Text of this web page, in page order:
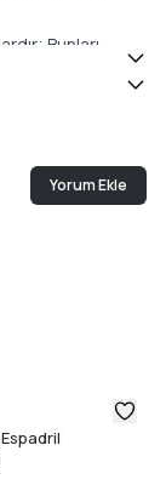
Bunları
giyebilirsiniz.
yapmak. TOMS
giymek pek
Sürdürülebilirlik
Yorum Ekle